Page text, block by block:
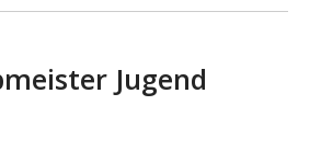
Jugend